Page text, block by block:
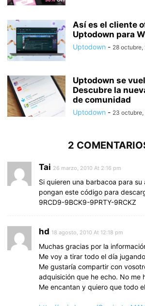
Así es el cliente
Uptodown para
Uptodown - 28 octubre,
Uptodown se
Descubre la
de comunidad
Uptodown - 23
2
Tai 26 marzo, 2010 At 2:16 pm
Si quieren una barbacoa para su
pongan este código para
9RCD9-9BCK9-9PRTY-9RCKZ
hd 18 agosto, 2010 At 12:18 pm
Muchas gracias por la
Me voy a tirar todo el día
Me gustaría compartir con
adquisición que he echo. No me
Me encantan y quiero que todo